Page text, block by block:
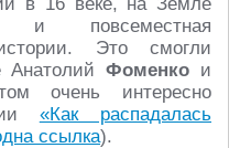
и повсеместная
Это смогли
АнатолийФоменко и
очень интересно
«Как распадалась
ссылка).